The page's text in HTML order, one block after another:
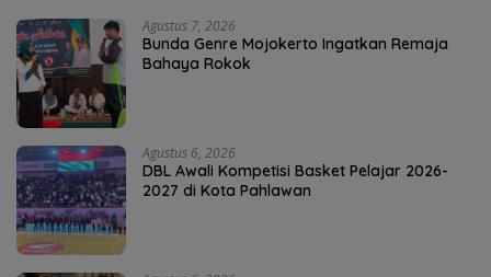
Agustus 7, 2026
Bunda Genre Mojokerto Ingatkan Remaja
Bahaya Rokok
Agustus 6, 2026
DBL Awali Kompetisi Basket Pelajar 2026-
2027 di Kota Pahlawan